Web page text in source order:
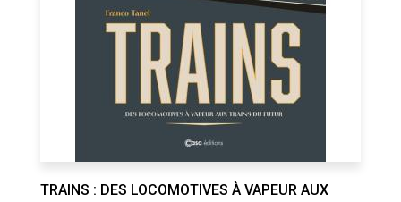
TRAINS : DES LOCOMOTIVES À VAPEUR AUX